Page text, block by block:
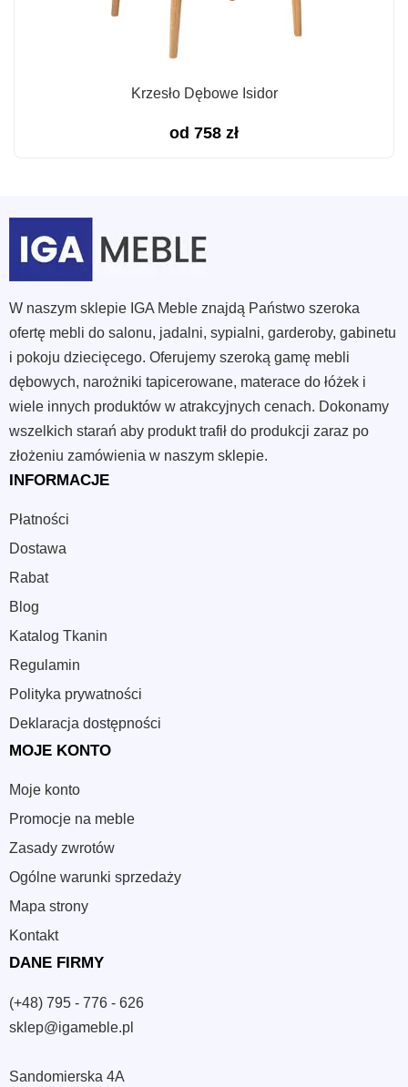
Krzesło Dębowe Isidor
od 758 zł
W naszym sklepie IGA Meble znajdą Państwo szeroka
ofertę mebli do salonu, jadalni, sypialni, garderoby, gabinetu
i pokoju dziecięcego. Oferujemy szeroką gamę mebli
dębowych, narożniki tapicerowane, materace do łóżek i
wiele innych produktów w atrakcyjnych cenach. Dokonamy
wszelkich starań aby produkt trafił do produkcji zaraz po
złożeniu zamówienia w naszym sklepie.
INFORMACJE
Płatności
Dostawa
Rabat
Blog
Katalog Tkanin
Regulamin
Polityka prywatności
Deklaracja dostępności
MOJE KONTO
Moje konto
Promocje na meble
Zasady zwrotów
Ogólne warunki sprzedaży
Mapa strony
Kontakt
DANE FIRMY
(+48) 795 - 776 - 626
sklep@igameble.pl
Sandomierska 4A